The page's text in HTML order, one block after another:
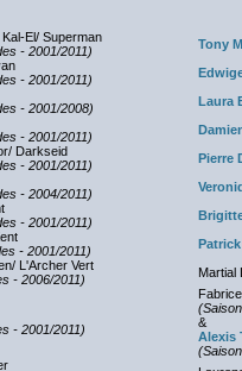
El/ Superman
- 2001/2011)
Tony
- 2001/2011)
- 2001/2008)
Laura
- 2001/2011)
Darkseid
- 2001/2011)
Pierre
- 2004/2011)
- 2001/2011)
- 2001/2011)
L'Archer Vert
- 2006/2011)
Martial
- 2001/2011)
&
Alexis